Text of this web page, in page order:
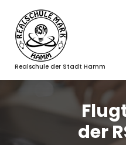
Inhalt
springen
Realschule der Stadt Hamm
der